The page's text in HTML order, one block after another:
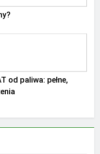
od paliwa: pełne,